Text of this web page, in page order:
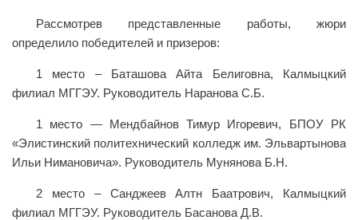
Расписание учебных занятий студентов на 2-ое
полугодие
Коллективные творческие дела
Студенческий совет
Центр содействия трудоустройству выпускников
Рассмотрев представленные работы, жюри
определило победителей и призеров:
1 место – Баташова Айта Белиговна, Калмыцкий
филиал МГГЭУ. Руководитель Наранова С.Б.
1 место — Мендбайнов Тимур Игоревич, БПОУ РК
«Элистинский политехнический колледж им. Эльвартынова
Ильи Нимановича». Руководитель Мунянова Б.Н.
2 место – Санджеев Алтн Баатрович, Калмыцкий
филиал МГГЭУ. Руководитель Басанова Д.В.